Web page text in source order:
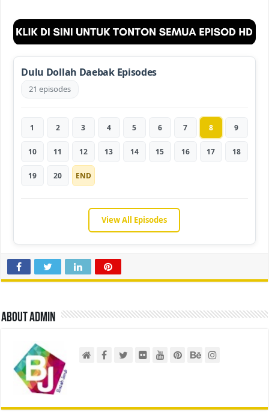
Dulu Dollah Daebak Episodes
21 episodes
1 2 3 4 5 6 7 8 9
10 11 12 13 14 15 16 17 18
19 20 END
View All Episodes
About admin